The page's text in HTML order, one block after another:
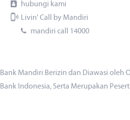
hubungi kami
Livin' Call by Mandiri
mandiri call 14000
Bank Mandiri Berizin dan Diawasi oleh
Bank Indonesia, Serta Merupakan